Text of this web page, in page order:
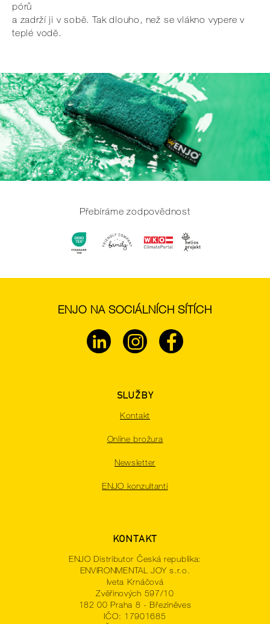
pórů
a zadrží ji v sobě. Tak dlouho, než se vlákno vypere v
teplé vodě.
Přebíráme zodpovědnost
ENJO NA SOCIÁLNÍCH SÍTÍCH
SLUŽBY
Kontakt
Online brožura
Newsletter
ENJO konzultanti
KONTAKT
ENJO Distributor Česká republika:
ENVIRONMENTAL JOY s.r.o.
Iveta Krnáčová
Zvěřinových 597/10
182 00 Praha 8 - Březiněves
IČO: 17901685